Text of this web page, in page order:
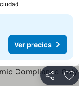
Ver precios
Compartir